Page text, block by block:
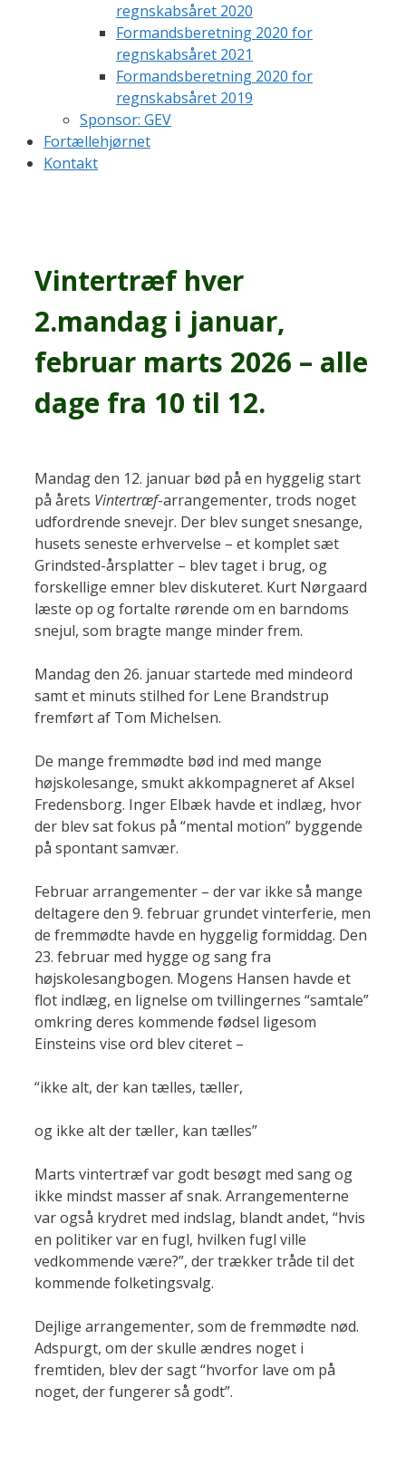
regnskabsåret 2020
Formandsberetning 2020 for
regnskabsåret 2021
Formandsberetning 2020 for
regnskabsåret 2019
Sponsor: GEV
Fortællehjørnet
Kontakt
Vintertræf hver
2.mandag i januar,
februar marts 2026 – alle
dage fra 10 til 12.
Mandag den 12. januar bød på en hyggelig start
på årets Vintertræf-arrangementer, trods noget
udfordrende snevejr. Der blev sunget snesange,
husets seneste erhvervelse – et komplet sæt
Grindsted-årsplatter – blev taget i brug, og
forskellige emner blev diskuteret. Kurt Nørgaard
læste op og fortalte rørende om en barndoms
snejul, som bragte mange minder frem.
Mandag den 26. januar startede med mindeord
samt et minuts stilhed for Lene Brandstrup
fremført af Tom Michelsen.
De mange fremmødte bød ind med mange
højskolesange, smukt akkompagneret af Aksel
Fredensborg. Inger Elbæk havde et indlæg, hvor
der blev sat fokus på “mental motion” byggende
på spontant samvær.
Februar arrangementer – der var ikke så mange
deltagere den 9. februar grundet vinterferie, men
de fremmødte havde en hyggelig formiddag. Den
23. februar med hygge og sang fra
højskolesangbogen. Mogens Hansen havde et
flot indlæg, en lignelse om tvillingernes “samtale”
omkring deres kommende fødsel ligesom
Einsteins vise ord blev citeret –
“ikke alt, der kan tælles, tæller,
og ikke alt der tæller, kan tælles”
Marts vintertræf var godt besøgt med sang og
ikke mindst masser af snak. Arrangementerne
var også krydret med indslag, blandt andet, “hvis
en politiker var en fugl, hvilken fugl ville
vedkommende være?”, der trækker tråde til det
kommende folketingsvalg.
Dejlige arrangementer, som de fremmødte nød.
Adspurgt, om der skulle ændres noget i
fremtiden, blev der sagt “hvorfor lave om på
noget, der fungerer så godt”.